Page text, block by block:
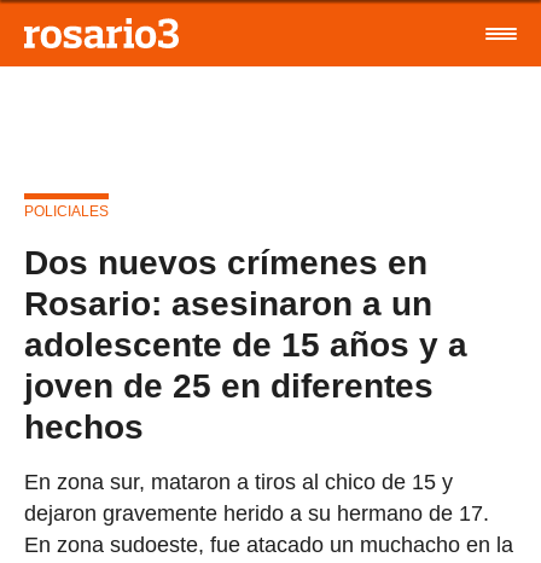
POLICIALES
Dos nuevos crímenes en
Rosario: asesinaron a un
adolescente de 15 años y a
joven de 25 en diferentes
hechos
En zona sur, mataron a tiros al chico de 15 y
dejaron gravemente herido a su hermano de 17.
En zona sudoeste, fue atacado un muchacho en la